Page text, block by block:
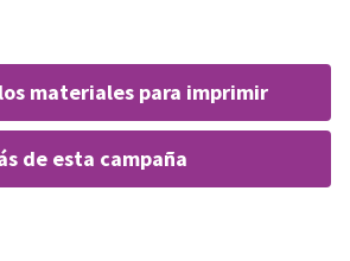
los materiales para imprimir
de esta campaña